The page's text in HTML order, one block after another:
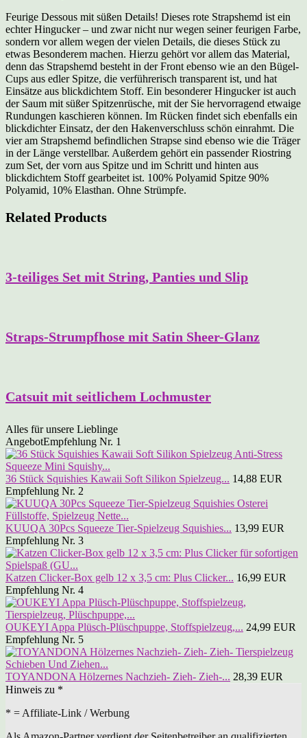
Feurige Dessous mit süßen Details! Dieses rote Strapshemd ist ein
echter Hingucker – und zwar nicht nur wegen seiner feurigen Farbe,
sondern vor allem wegen der vielen Details, die dieses Stück zu
etwas Besonderem machen. Hierzu gehört vor allem das Material,
denn das Strapshemd besteht in der Front ebenso wie an den Bügel-
Cups aus edler Spitze, die verführerisch transparent ist, und hat
Einsätze aus blickdichtem Stoff. Ein besonderer Hingucker ist auch
der Saum mit süßer Spitzenrüsche, mit der Sie hervorragend etwaige
Rundungen kaschieren können. Im Rücken findet sich ebenfalls ein
blickdichter Einsatz, der den Hakenverschluss schön einrahmt. Die
vier am Strapshemd befindlichen Strapse sind ebenso wie die Träger
in der Länge verstellbar. Außerdem gehört ein passender Riostring
zum Set, der vorn aus Spitze und im Schritt und hinten aus
blickdichtem Stoff gearbeitet ist. 100% Polyamid Spitze 90%
Polyamid, 10% Elasthan. Ohne Strümpfe.
Related Products
3-teiliges Set mit String, Panties und Slip
Straps-Strumpfhose mit Satin Sheer-Glanz
Catsuit mit seitlichem Lochmuster
Alles für unsere Lieblinge
AngebotEmpfehlung Nr. 1
36 Stück Squishies Kawaii Soft Silikon Spielzeug... 14,88 EUR
Empfehlung Nr. 2
KUUQA 30Pcs Squeeze Tier-Spielzeug Squishies... 13,99 EUR
Empfehlung Nr. 3
Katzen Clicker-Box gelb 12 x 3,5 cm: Plus Clicker... 16,99 EUR
Empfehlung Nr. 4
OUKEYI Appa Plüsch-Plüschpuppe, Stoffspielzeug,... 24,99 EUR
Empfehlung Nr. 5
TOYANDONA Hölzernes Nachzieh- Zieh- Zieh-... 28,39 EUR
Hinweis zu *
* = Affiliate-Link / Werbung